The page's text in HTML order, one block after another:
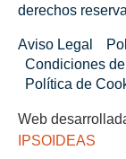
derechos
Aviso Legal
Condiciones
Política de
Web
IPSOIDEAS